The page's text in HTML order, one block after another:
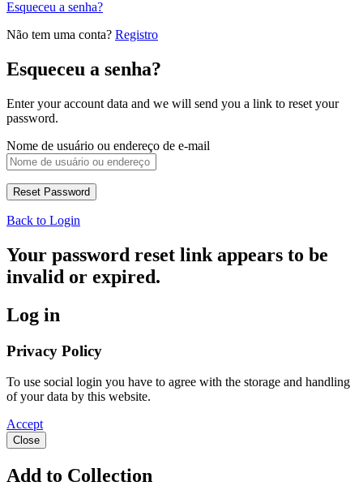
Esqueceu a senha?
Não tem uma conta? Registro
Esqueceu a senha?
Enter your account data and we will send you a link to reset your
password.
Nome de usuário ou endereço de e-mail
Back to Login
Your password reset link appears to be
invalid or expired.
Log in
Privacy Policy
To use social login you have to agree with the storage and handling
of your data by this website.
Accept
Close
Add to Collection